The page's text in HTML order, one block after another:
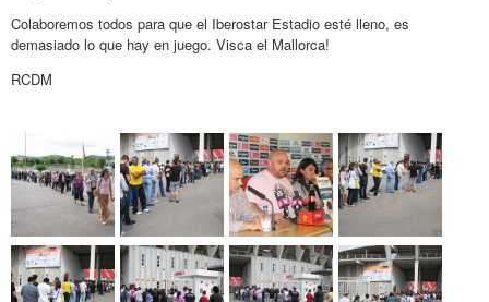
Colaboremos todos para que el Iberostar Estadio esté lleno, es
demasiado lo que hay en juego. Visca el Mallorca!
RCDM